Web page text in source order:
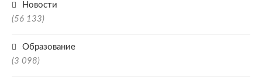
Новости
(56 133)
Образование
(3 098)